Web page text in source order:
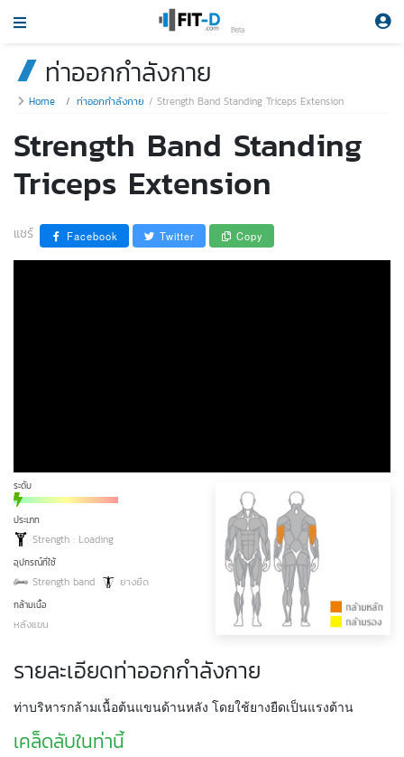
Beta
ท่าออกกำลังกาย
Home ท่าออกกำลังกาย Strength Band Standing Triceps Extension
Strength Band Standing
Triceps Extension
แชร์ Facebook Twitter Copy
ระดับ
ประเภท
Strength : Loading
อุปกรณ์ที่ใช้
Strength band ยางยืด
กล้ามเนื้อ
หลังแขน
รายละเอียดท่าออกกำลังกาย
ท่าบริหารกล้ามเนื้อต้นแขนด้านหลัง โดยใช้ยางยืดเป็นแรงต้าน
เคล็ดลับในท่านี้